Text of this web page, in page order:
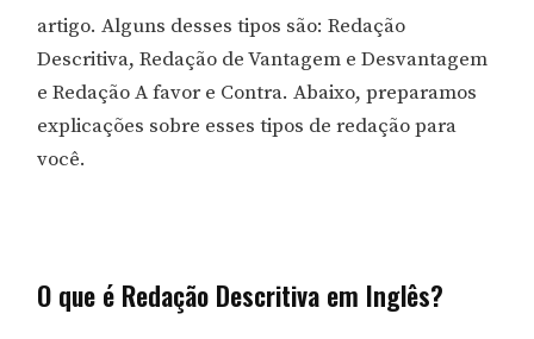
artigo. Alguns desses tipos são: Redação
Descritiva, Redação de Vantagem e Desvantagem
e Redação A favor e Contra. Abaixo, preparamos
explicações sobre esses tipos de redação para
você.
O que é Redação Descritiva em Inglês?